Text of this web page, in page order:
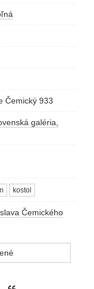
Čemický 933
galéria,
kostol
Čemického